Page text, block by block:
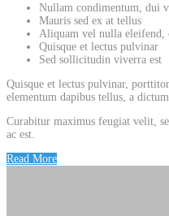
Nullam condimentum, dui
Mauris sed ex at tellus
Aliquam vel nulla eleifend,
Quisque et lectus pulvinar
Sed sollicitudin viverra est
Quisque et lectus pulvinar,
elementum dapibus tellus, a
Curabitur maximus feugiat velit,
ac est.
Read More